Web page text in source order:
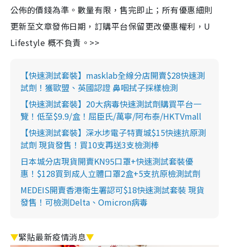
公佈的價錢為準。數量有限，售完即止；所有優惠細則
更新至文章發佈日期，訂購平台保留更改優惠權利，U
Lifestyle 概不負責。>>
【快速測試套裝】masklab全線分店開賣$28快速測
試劑！獲歐盟、英國認證 鼻咽拭子採樣檢測
【快速測試套裝】20大病毒快速測試劑購買平台一
覽！低至$9.9/盒！屈臣氏/萬寧/阿布泰/HKTVmall
【快速測試套裝】深水埗電子特賣城$15快速抗原測
試劑 現貨發售！買10支再送3支檢測棒
日本城分店現貨開賣KN95口罩+快速測試套裝優
惠！$128買到成人立體口罩2盒+5支抗原檢測試劑
MEDEIS開賣香港衛生署認可$18快速測試套裝 現貨
發售！可檢測Delta、Omicron病毒
▼緊貼最新疫情消息▼